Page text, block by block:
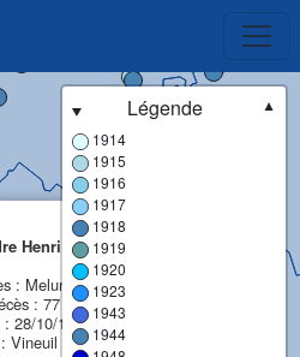
Henri Alfred
: Melun
: 77 - Seine-et-Marne
28/10/1882
Vineuil
Légende
▼
1914
1915
1916
1917
1918
1919
1920
1923
1943
1944